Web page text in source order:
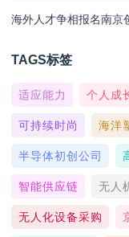
海外人才争相报名南京
TAGS标签
适应能力 个人成
可持续时尚 海洋
半导体初创公司
智能供应链 无人
无人化设备采购